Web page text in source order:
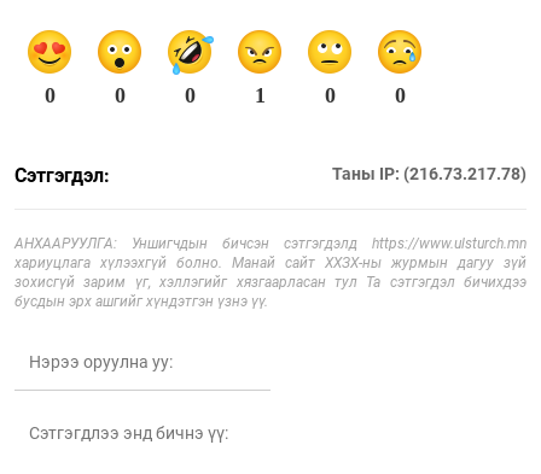
0 0 0 1 0 0
Сэтгэгдэл: Таны IP: (216.73.217.78)
АНХААРУУЛГА: Уншигчдын бичсэн сэтгэгдэлд https://www.ulsturch.mn
хариуцлага хүлээхгүй болно. Манай сайт ХХЗХ-ны журмын дагуу зүй
зохисгүй зарим үг, хэллэгийг хязгаарласан тул Та сэтгэгдэл бичихдээ
бусдын эрх ашгийг хүндэтгэн үзнэ үү.